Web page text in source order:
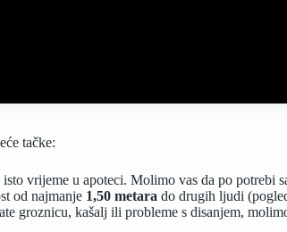
tačke:
isto vrijeme u apoteci. Molimo vas da po potrebi
od najmanje 1,50 metara do drugih ljudi
groznicu, kašalj ili probleme s disanjem,